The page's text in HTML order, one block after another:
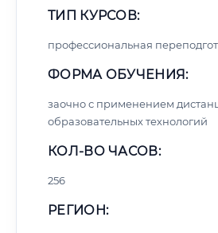
ТИП КУРСОВ:
профессиональная
ФОРМА ОБУЧЕНИЯ:
заочно с применением
образовательных технологий
КОЛ-ВО ЧАСОВ:
256
РЕГИОН: